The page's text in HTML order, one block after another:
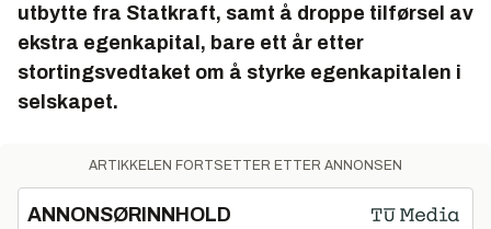
utbytte fra Statkraft, samt å droppe tilførsel av
ekstra egenkapital, bare ett år etter
stortingsvedtaket om å styrke egenkapitalen i
selskapet.
ARTIKKELEN FORTSETTER ETTER ANNONSEN
ANNONSØRINNHOLD